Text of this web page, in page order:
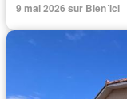
9 mai 2026 sur Bien´ici